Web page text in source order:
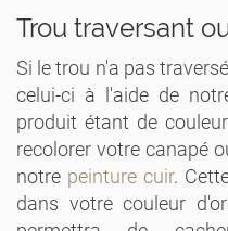
Trou traversant
Si le trou n'a pas
celui-ci à l'aide de
produit étant de
recolorer votre canapé
notre peinture cuir.
dans votre couleur